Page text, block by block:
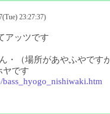
23:27:37)
アッツです
・（場所があやふやです
ヤです